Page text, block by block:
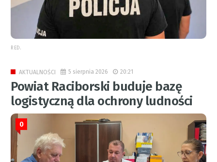
RED.
AKTUALNOŚCI 5 sierpnia 2026 20:21
Powiat Raciborski buduje bazę
logistyczną dla ochrony ludności
0